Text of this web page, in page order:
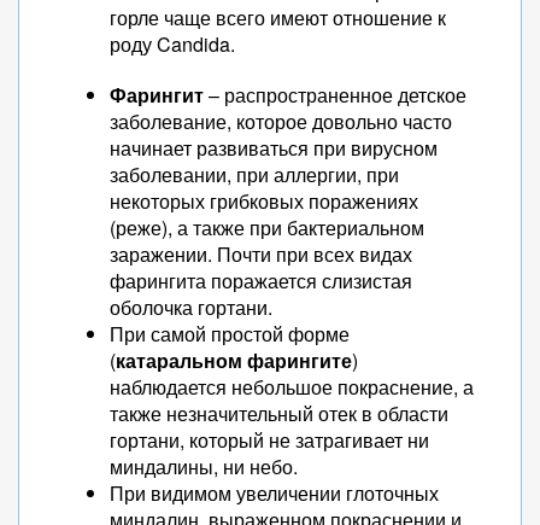
горле чаще всего имеют отношение к
роду Candida.
Фарингит– распространенное детское
заболевание, которое довольно часто
начинает развиваться при вирусном
заболевании, при аллергии, при
некоторых грибковых поражениях
(реже), а также при бактериальном
заражении. Почти при всех видах
фарингита поражается слизистая
оболочка гортани.
При самой простой форме
(катаральном фарингите)
наблюдается небольшое покраснение, а
также незначительный отек в области
гортани, который не затрагивает ни
миндалины, ни небо.
При видимом увеличении глоточных